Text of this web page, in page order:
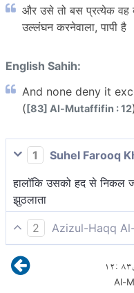
और उसे तो बस प्रत्येक वह
उल्लंघन करनेवाला, पापी है
English Sahih:
And none deny it
([83] Al-Mutaffifin : 12)
1
Suhel Farooq
हालॉकि उसको हद से निकल
झुठलाता
2
Azizul-Haqq
तथा उसे वही झुठलाता है, जो٨٣:١٢
Al-